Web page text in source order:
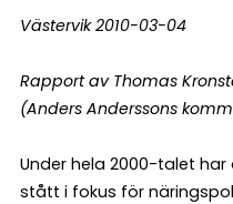
Västervik 2010-03-04
Rapport av Thomas
(Anders Anderssons
Under hela 2000-talet
stått i fokus för